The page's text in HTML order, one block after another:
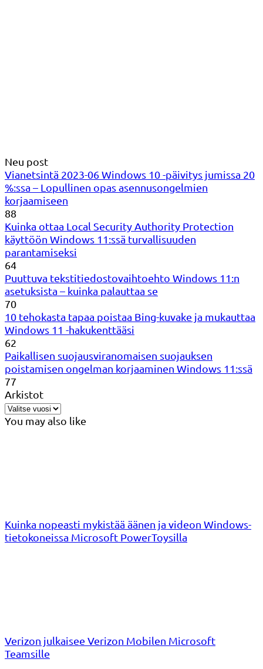
Neu post
Vianetsintä 2023-06 Windows 10 -päivitys jumissa 20
%:ssa – Lopullinen opas asennusongelmien
korjaamiseen
88
Kuinka ottaa Local Security Authority Protection
käyttöön Windows 11:ssä turvallisuuden
parantamiseksi
64
Puuttuva tekstitiedostovaihtoehto Windows 11:n
asetuksista – kuinka palauttaa se
70
10 tehokasta tapaa poistaa Bing-kuvake ja mukauttaa
Windows 11 -hakukenttääsi
62
Paikallisen suojausviranomaisen suojauksen
poistamisen ongelman korjaaminen Windows 11:ssä
77
Arkistot
You may also like
Kuinka nopeasti mykistää äänen ja videon Windows-
tietokoneissa Microsoft PowerToysilla
Verizon julkaisee Verizon Mobilen Microsoft
Teamsille